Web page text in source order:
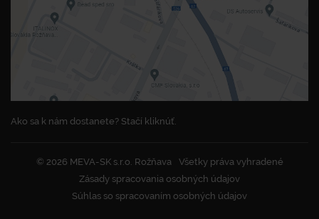
Ako sa k nám dostanete? Stačí kliknúť.
© 2026 MEVA-SK s.r.o. Rožňava
Všetky práva vyhradené
Zásady spracovania osobných údajov
Súhlas so spracovaním osobných údajov